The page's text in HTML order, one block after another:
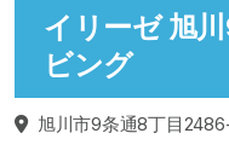
イリーゼ 旭
ビング
旭川市9条通8丁目